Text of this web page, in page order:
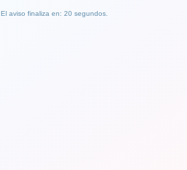
El aviso finaliza en: 19 segundos.